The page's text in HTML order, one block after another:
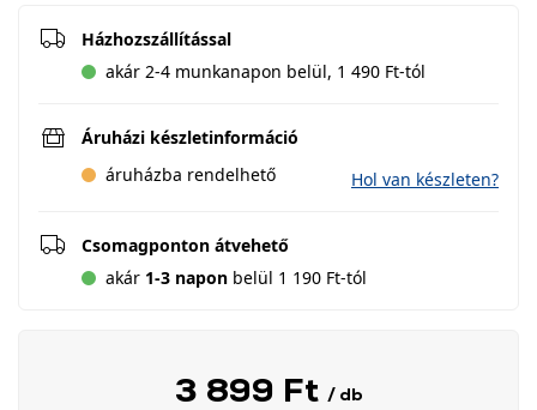
Házhozszállítással
akár 2-4 munkanapon belül, 1 490 Ft-tól
Áruházi készletinformáció
áruházba rendelhető
Hol van készleten?
Csomagponton átvehető
akár 1-3 napon belül 1 190 Ft-tól
3 899 Ft / db